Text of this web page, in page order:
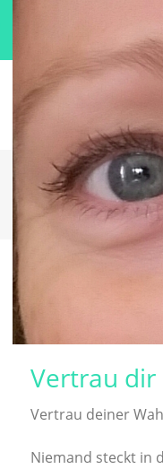
Vertrau dir
Vertrau deiner
Niemand steckt in